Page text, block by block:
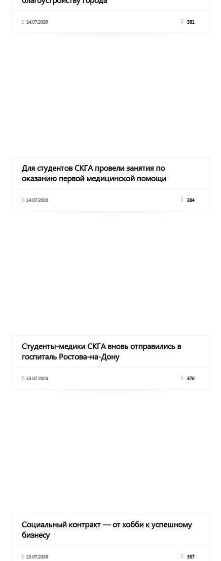
14.07.2026 381
Для студентов СКГА провели занятия по
оказанию первой медицинской помощи
14.07.2026 384
Студенты-медики СКГА вновь отправились в
госпиталь Ростова-на-Дону
13.07.2026 376
Социальный контракт — от хобби к успешному
бизнесу
13.07.2026 357